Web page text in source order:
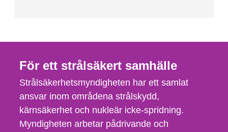
För ett strålsäkert samhälle
Strålsäkerhetsmyndigheten har ett samlat
ansvar inom områdena strålskydd,
kärnsäkerhet och nukleär icke-spridning.
Myndigheten arbetar pådrivande och